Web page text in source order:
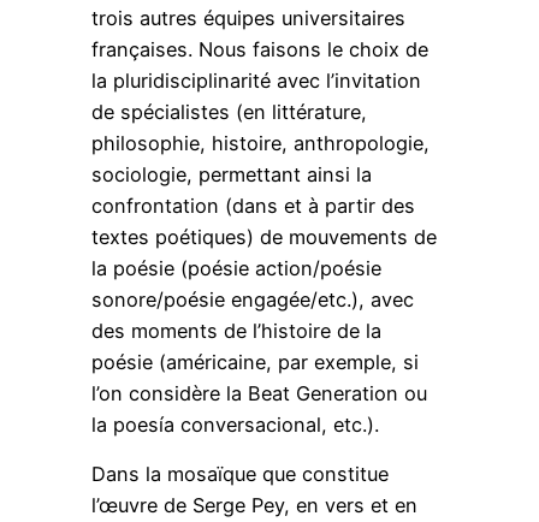
trois autres équipes universitaires
françaises. Nous faisons le choix de
la pluridisciplinarité avec l’invitation
de spécialistes (en littérature,
philosophie, histoire, anthropologie,
sociologie, permettant ainsi la
confrontation (dans et à partir des
textes poétiques) de mouvements de
la poésie (poésie action/poésie
sonore/poésie engagée/etc.), avec
des moments de l’histoire de la
poésie (américaine, par exemple, si
l’on considère la Beat Generation ou
la poesía conversacional, etc.).
Dans la mosaïque que constitue
l’œuvre de Serge Pey, en vers et en